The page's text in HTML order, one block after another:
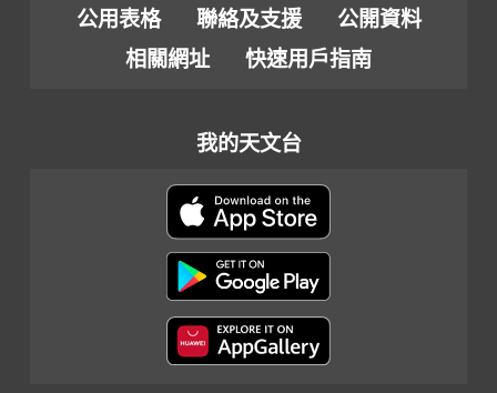
公用表格 聯絡及支援
公開資料
相關網址
快速用戶指南
我的天文台